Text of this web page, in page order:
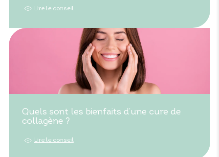
Lire le conseil
Quels sont les bienfaits d’une cure de
collagène ?
Lire le conseil